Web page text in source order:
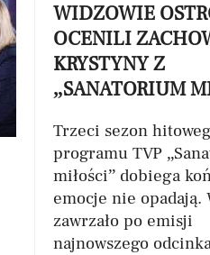
WIDZOWIE
OCENILI
KRYSTYNY Z
„SANATORIUM
Trzeci sezon
programu TVP
miłości” dobiega
emocje nie opadają.
zawrzało po emisji
najnowszego